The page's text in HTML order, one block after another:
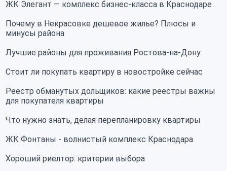
ЖК Элегант — комплекс бизнес-класса в Краснодаре
Почему в Некрасовке дешевое жилье? Плюсы и
минусы района
Лучшие районы для проживания Ростова-на-Дону
Стоит ли покупать квартиру в новостройке сейчас
Реестр обманутых дольщиков: какие реестры важны
для покупателя квартиры
Что нужно знать, делая перепланировку квартиры
ЖК Фонтаны - волнистый комплекс Краснодара
Хороший риелтор: критерии выбора